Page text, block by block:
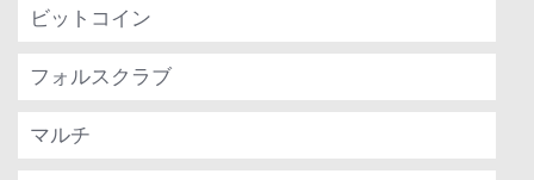
ビットコイン
フォルスクラブ
マルチ